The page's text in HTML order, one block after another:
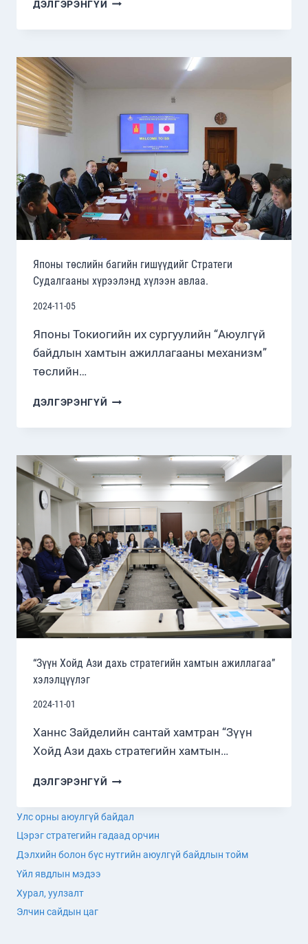
ДЭЛГЭРЭНГҮЙ
УЛСААС
Д
НОЁН
ЛОРА
ССХ-
Д
ХҮРЭЛЦЭН
ИРЖ
ДУГУЙ
ОРОЛЦЛОО.
Японы төслийн багийн гишүүдийг Стратеги
Судалгааны хүрээлэнд хүлээн авлаа.
2024-11-05
Японы Токиогийн их сургуулийн “Аюулгүй
байдлын хамтын ажиллагааны механизм”
төслийн…
ДЭЛГЭРЭНГҮЙ ЯПОНЫ
БАГИЙН
СТРАТЕГИ
ХҮРЭЭЛЭНД
ХҮЛЭЭН
“Зүүн Хойд Ази дахь стратегийн хамтын ажиллагаа”
хэлэлцүүлэг
2024-11-01
Ханнс Зайделийн сантай хамтран “Зүүн
Хойд Ази дахь стратегийн хамтын…
ДЭЛГЭРЭНГҮЙ “ЗҮҮН
АЗИ
ДАХЬ
СТРАТЕГИЙН
ХАМТЫН
Улс орны аюулгүй байдал
Цэрэг стратегийн гадаад орчин
Дэлхийн болон бүс нутгийн аюулгүй байдлын тойм
Үйл явдлын мэдээ
Хурал, уулзалт
Элчин сайдын цаг